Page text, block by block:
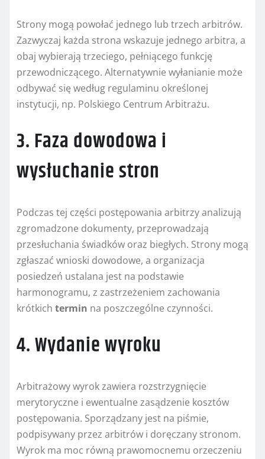
Strony mogą powołać jednego lub trzech arbitrów.
Zazwyczaj każda strona wskazuje jednego arbitra, a
obaj wybierają trzeciego, pełniącego funkcję
przewodniczącego. Alternatywnie wyłanianie może
odbywać się według regulaminu określonej
instytucji, np. Polskiego Centrum Arbitrażu.
3. Faza dowodowa i
wysłuchanie stron
Podczas tej części postępowania arbitrzy analizują
zgromadzone dokumenty, przeprowadzają
przesłuchania świadków oraz biegłych. Strony mogą
zgłaszać wnioski dowodowe, a organizacja
posiedzeń ustalana jest na podstawie
harmonogramu, z zastrzeżeniem zachowania
krótkich termin na poszczególne czynności.
4. Wydanie wyroku
Arbitrażowy wyrok zawiera rozstrzygnięcie
merytoryczne i ewentualne zasądzenie kosztów
postępowania. Sporządzany jest na piśmie,
podpisywany przez arbitrów i doręczany stronom.
Wyrok ma moc równą prawomocnemu orzeczeniu